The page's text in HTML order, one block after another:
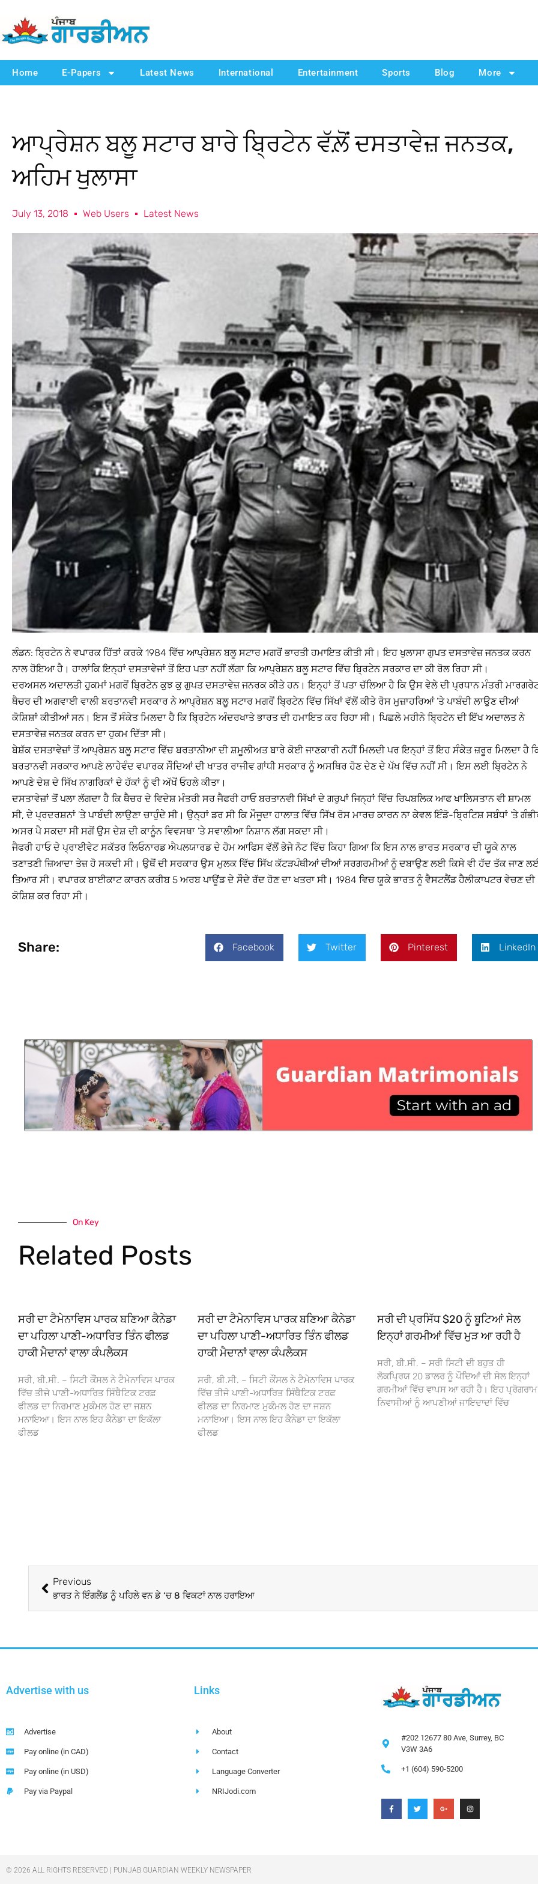
Home E-Papers Latest News International Entertainment Sports Blog More
ਆਪ੍ਰੇਸ਼ਨ ਬਲੂ ਸਟਾਰ ਬਾਰੇ ਬ੍ਰਿਟੇਨ ਵੱਲ਼ੋਂ ਦਸਤਾਵੇਜ਼ ਜਨਤਕ,
ਅਹਿਮ ਖੁਲਾਸਾ
July 13, 2018 Web Users Latest News
ਲੰਡਨ: ਬ੍ਰਿਟੇਨ ਨੇ ਵਪਾਰਕ ਹਿੱਤਾਂ ਕਰਕੇ 1984 ਵਿੱਚ ਆਪ੍ਰੇਸ਼ਨ ਬਲੂ ਸਟਾਰ ਮਗਰੋਂ ਭਾਰਤੀ ਹਮਾਇਤ ਕੀਤੀ ਸੀ। ਇਹ ਖੁਲਾਸਾ ਗੁਪਤ ਦਸਤਾਵੇਜ਼ ਜਨਤਕ ਕਰਨ
ਨਾਲ ਹੋਇਆ ਹੈ। ਹਾਲਾਂਕਿ ਇਨ੍ਹਾਂ ਦਸਤਾਵੇਜਾਂ ਤੋਂ ਇਹ ਪਤਾ ਨਹੀਂ ਲੱਗਾ ਕਿ ਆਪ੍ਰੇਸ਼ਨ ਬਲੂ ਸਟਾਰ ਵਿੱਚ ਬ੍ਰਿਟੇਨ ਸਰਕਾਰ ਦਾ ਕੀ ਰੋਲ ਰਿਹਾ ਸੀ।
ਦਰਅਸਲ ਅਦਾਲਤੀ ਹੁਕਮਾਂ ਮਗਰੋਂ ਬ੍ਰਿਟੇਨ ਕੁਝ ਕੁ ਗੁਪਤ ਦਸਤਾਵੇਜ਼ ਜਨਰਕ ਕੀਤੇ ਹਨ। ਇਨ੍ਹਾਂ ਤੋਂ ਪਤਾ ਚੱਲਿਆ ਹੈ ਕਿ ਉਸ ਵੇਲੇ ਦੀ ਪ੍ਰਧਾਨ ਮੰਤਰੀ
ਥੈਚਰ ਦੀ ਅਗਵਾਈ ਵਾਲੀ ਬਰਤਾਨਵੀ ਸਰਕਾਰ ਨੇ ਆਪ੍ਰੇਸ਼ਨ ਬਲੂ ਸਟਾਰ ਮਗਰੋਂ ਬ੍ਰਿਟੇਨ ਵਿੱਚ ਸਿੱਖਾਂ ਵੱਲੋਂ ਕੀਤੇ ਰੋਸ ਮੁਜ਼ਾਹਰਿਆਂ ’ਤੇ ਪਾਬੰਦੀ ਲਾਉਣ ਦੀਆਂ
ਕੋਸ਼ਿਸ਼ਾਂ ਕੀਤੀਆਂ ਸਨ। ਇਸ ਤੋਂ ਸੰਕੇਤ ਮਿਲਦਾ ਹੈ ਕਿ ਬ੍ਰਿਟੇਨ ਅੰਦਰਖਾਤੇ ਭਾਰਤ ਦੀ ਹਮਾਇਤ ਕਰ ਰਿਹਾ ਸੀ। ਪਿਛਲੇ ਮਹੀਨੇ ਬ੍ਰਿਟੇਨ ਦੀ ਇੱਖ ਅਦਾਲਤ ਨੇ
ਦਸਤਾਵੇਜ਼ ਜਨਤਕ ਕਰਨ ਦਾ ਹੁਕਮ ਦਿੱਤਾ ਸੀ।
ਬੇਸ਼ੱਕ ਦਸਤਾਵੇਜ਼ਾਂ ਤੋਂ ਆਪ੍ਰੇਸ਼ਨ ਬਲੂ ਸਟਾਰ ਵਿੱਚ ਬਰਤਾਨੀਆ ਦੀ ਸ਼ਮੂਲੀਅਤ ਬਾਰੇ ਕੋਈ ਜਾਣਕਾਰੀ ਨਹੀਂ ਮਿਲਦੀ ਪਰ ਇਨ੍ਹਾਂ ਤੋਂ ਇਹ ਸੰਕੇਤ ਜ਼ਰੂਰ ਮਿਲਦਾ ਹੈ
ਬਰਤਾਨਵੀ ਸਰਕਾਰ ਆਪਣੇ ਲਾਹੇਵੰਦ ਵਪਾਰਕ ਸੌਦਿਆਂ ਦੀ ਖਾਤਰ ਰਾਜੀਵ ਗਾਂਧੀ ਸਰਕਾਰ ਨੂੰ ਅਸਥਿਰ ਹੋਣ ਦੇਣ ਦੇ ਪੱਖ ਵਿੱਚ ਨਹੀਂ ਸੀ। ਇਸ ਲਈ ਬ੍ਰਿਟੇਨ ਨੇ
ਆਪਣੇ ਦੇਸ਼ ਦੇ ਸਿੱਖ ਨਾਗਰਿਕਾਂ ਦੇ ਹੱਕਾਂ ਨੂੰ ਵੀ ਅੱਖੋਂ ਓਹਲੇ ਕੀਤਾ।
ਦਸਤਾਵੇਜ਼ਾਂ ਤੋਂ ਪਲਾ ਲੱਗਦਾ ਹੈ ਕਿ ਥੈਚਰ ਦੇ ਵਿਦੇਸ਼ ਮੰਤਰੀ ਸਰ ਜੈਫਰੀ ਹਾਓ ਬਰਤਾਨਵੀ ਸਿੱਖਾਂ ਦੇ ਗਰੁਪਾਂ ਜਿਨ੍ਹਾਂ ਵਿੱਚ ਰਿਪਬਲਿਕ ਆਫ ਖਾਲਿਸਤਾਨ ਵੀ ਸ਼ਾਮਲ
ਸੀ, ਦੇ ਪ੍ਰਦਰਸ਼ਨਾਂ ’ਤੇ ਪਾਬੰਦੀ ਲਾਉਣਾ ਚਾਹੁੰਦੇ ਸੀ। ਉਨ੍ਹਾਂ ਡਰ ਸੀ ਕਿ ਮੌਜੂਦਾ ਹਾਲਾਤ ਵਿੱਚ ਸਿੱਖ ਰੋਸ ਮਾਰਚ ਕਾਰਨ ਨਾ ਕੇਵਲ ਇੰਡੋ-ਬ੍ਰਿਟਿਸ਼ ਸਬੰਧਾਂ ’ਤੇ
ਅਸਰ ਪੈ ਸਕਦਾ ਸੀ ਸਗੋਂ ਉਸ ਦੇਸ਼ ਦੀ ਕਾਨੂੰਨ ਵਿਵਸਥਾ ’ਤੇ ਸਵਾਲੀਆ ਨਿਸ਼ਾਨ ਲੱਗ ਸਕਦਾ ਸੀ।
ਜੈਫਰੀ ਹਾਓ ਦੇ ਪ੍ਰਾਈਵੇਟ ਸਕੱਤਰ ਲਿਓਨਾਰਡ ਐਪਲਯਾਰਡ ਦੇ ਹੋਮ ਆਫਿਸ ਵੱਲੋਂ ਭੇਜੇ ਨੋਟ ਵਿੱਚ ਕਿਹਾ ਗਿਆ ਕਿ ਇਸ ਨਾਲ ਭਾਰਤ ਸਰਕਾਰ ਦੀ ਯੂਕੇ ਨਾਲ
ਤਣਾਤਣੀ ਜ਼ਿਆਦਾ ਤੇਜ਼ ਹੋ ਸਕਦੀ ਸੀ। ਉਥੋਂ ਦੀ ਸਰਕਾਰ ਉਸ ਮੁਲਕ ਵਿੱਚ ਸਿੱਖ ਕੱਟੜਪੰਥੀਆਂ ਦੀਆਂ ਸਰਗਰਮੀਆਂ ਨੂੰ ਦਬਾਉਣ ਲਈ ਕਿਸੇ ਵੀ ਹੱਦ ਤੱਕ ਜਾਣ
ਤਿਆਰ ਸੀ। ਵਪਾਰਕ ਬਾਈਕਾਟ ਕਾਰਨ ਕਰੀਬ 5 ਅਰਬ ਪਾਊਂਡ ਦੇ ਸੌਦੇ ਰੱਦ ਹੋਣ ਦਾ ਖਤਰਾ ਸੀ। 1984 ਵਿਚ ਯੂਕੇ ਭਾਰਤ ਨੂੰ ਵੈਸਟਲੈਂਡ ਹੈਲੀਕਾਪਟਰ ਵੇਚਣ ਦੀ
ਕੋਸ਼ਿਸ਼ ਕਰ ਰਿਹਾ ਸੀ।
Share: Facebook Twitter Pinterest LinkedIn
On Key
Related Posts
ਸਰੀ ਦਾ ਟੈਮੇਨਾਵਿਸ ਪਾਰਕ ਬਣਿਆ ਕੈਨੇਡਾ
ਦਾ ਪਹਿਲਾ ਪਾਣੀ-ਅਧਾਰਿਤ ਤਿੰਨ ਫੀਲਡ
ਹਾਕੀ ਮੈਦਾਨਾਂ ਵਾਲਾ ਕੰਪਲੈਕਸ
ਸਰੀ, ਬੀ.ਸੀ. – ਸਿਟੀ ਕੌਂਸਲ ਨੇ ਟੈਮੇਨਾਵਿਸ ਪਾਰਕ
ਵਿੱਚ ਤੀਜੇ ਪਾਣੀ-ਅਧਾਰਿਤ ਸਿੰਥੈਟਿਕ ਟਰਫ਼
ਫੀਲਡ ਦਾ ਨਿਰਮਾਣ ਮੁਕੰਮਲ ਹੋਣ ਦਾ ਜਸ਼ਨ
ਮਨਾਇਆ। ਇਸ ਨਾਲ ਇਹ ਕੈਨੇਡਾ ਦਾ ਇਕੱਲਾ
ਫੀਲਡ
ਸਰੀ ਦਾ ਟੈਮੇਨਾਵਿਸ ਪਾਰਕ ਬਣਿਆ ਕੈਨੇਡਾ
ਦਾ ਪਹਿਲਾ ਪਾਣੀ-ਅਧਾਰਿਤ ਤਿੰਨ ਫੀਲਡ
ਹਾਕੀ ਮੈਦਾਨਾਂ ਵਾਲਾ ਕੰਪਲੈਕਸ
ਸਰੀ, ਬੀ.ਸੀ. – ਸਿਟੀ ਕੌਂਸਲ ਨੇ ਟੈਮੇਨਾਵਿਸ ਪਾਰਕ
ਵਿੱਚ ਤੀਜੇ ਪਾਣੀ-ਅਧਾਰਿਤ ਸਿੰਥੈਟਿਕ ਟਰਫ਼
ਫੀਲਡ ਦਾ ਨਿਰਮਾਣ ਮੁਕੰਮਲ ਹੋਣ ਦਾ ਜਸ਼ਨ
ਮਨਾਇਆ। ਇਸ ਨਾਲ ਇਹ ਕੈਨੇਡਾ ਦਾ ਇਕੱਲਾ
ਫੀਲਡ
ਸਰੀ ਦੀ ਪ੍ਰਸਿੱਧ $20 ਨੂੰ ਬੂਟਿਆਂ ਸੇਲ
ਇਨ੍ਹਾਂ ਗਰਮੀਆਂ ਵਿੱਚ ਮੁੜ ਆ ਰਹੀ ਹੈ
ਸਰੀ, ਬੀ.ਸੀ. – ਸਰੀ ਸਿਟੀ ਦੀ ਬਹੁਤ ਹੀ
ਲੋਕਪ੍ਰਿਯ 20 ਡਾਲਰ ਨੂੰ ਪੌਦਿਆਂ ਦੀ ਸੇਲ ਇਨ੍ਹਾਂ
ਗਰਮੀਆਂ ਵਿੱਚ ਵਾਪਸ ਆ ਰਹੀ ਹੈ। ਇਹ ਪ੍ਰੋਗਰਾਮ
ਨਿਵਾਸੀਆਂ ਨੂੰ ਆਪਣੀਆਂ ਜਾਇਦਾਦਾਂ ਵਿੱਚ
Previous
ਭਾਰਤ ਨੇ ਇੰਗਲੈਂਡ ਨੂੰ ਪਹਿਲੇ ਵਨ ਡੇ ‘ਚ 8 ਵਿਕਟਾਂ ਨਾਲ ਹਰਾਇਆ
Advertise with us
Advertise
Pay online (in CAD)
Pay online (in USD)
Pay via Paypal
Links
About
Contact
Language Converter
NRIJodi.com
#202 12677 80 Ave, Surrey, BC
V3W 3A6
+1 (604) 590-5200
© 2026 ALL RIGHTS RESERVED | PUNJAB GUARDIAN WEEKLY NEWSPAPER